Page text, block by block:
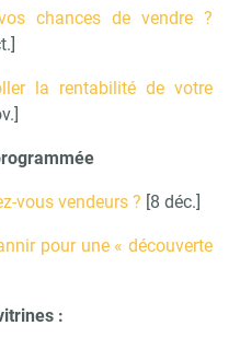
chances de vendre ?
la rentabilité de votre
vous vendeurs ? [8 déc.]
pour une « découverte
: